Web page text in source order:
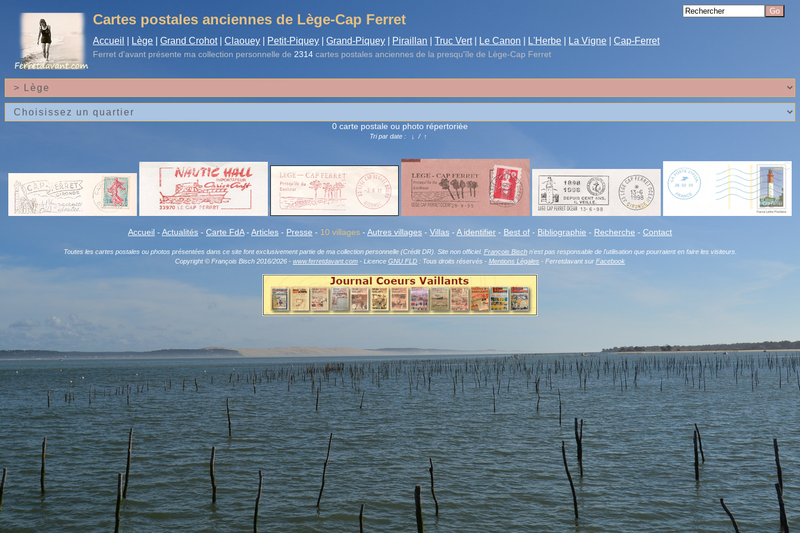
Cartes postales anciennes de Lège-Cap Ferret
Accueil Lège Grand Crohot Claouey Petit-Piquey Grand-Piquey Piraillan Truc Vert Le Canon L'Herbe La Vigne Cap-Ferret
Ferret d'avant présente ma collection personnelle de 2314 cartes postales anciennes de la presqu'île de Lège-Cap Ferret
0 carte postale ou photo répertorièe
Tri par date : ↓ /↑
Accueil - Actualités - Carte FdA- Articles - Presse - 10 villages - Autres villages - Villas - A identifier - Best of - Bibliographie - Recherche - Contact
Toutes les cartes postales ou photos présentées dans ce site font exclusivement partie de ma collection personnelle (Crédit DR). Site non officiel. François Bischn'est pas responsable de l'utilisation que pourraient en faire les visiteurs.
Copyright © François Bisch 2016/2026 - www.ferretdavant.com - Licence GNU FLD : Tous droits réservés - Mentions Légales - Ferretdavant sur Facebook